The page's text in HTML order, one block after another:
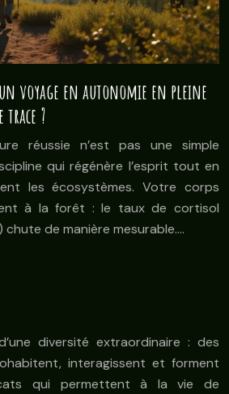
voyage en autonomie en pleine
trace ?
réussie n’est pas une simple
qui régénère l’esprit tout en
les écosystèmes. Votre corps
à la forêt : le taux de cortisol
chute de manière mesurable….
diversité extraordinaire : des
interagissent et forment
qui permettent à la vie de